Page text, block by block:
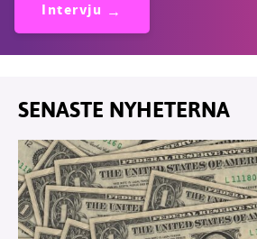
Intervju
SENASTE NYHETERNA